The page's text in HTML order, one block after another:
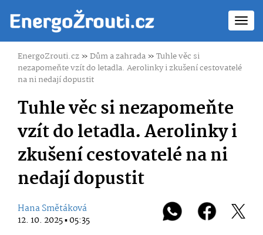
EnergoZrouti.cz»Dům a zahrada»Tuhle věc si
nezapomeňte vzít do letadla. Aerolinky i zkušení cestovatelé
na ni nedají dopustit
Tuhle věc si nezapomeňte
vzít do letadla. Aerolinky i
zkušení cestovatelé na ni
nedají dopustit
Hana Smětáková
12. 10. 2025 ▪ 05:35